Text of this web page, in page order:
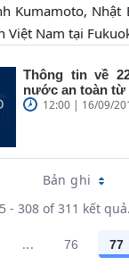
Kumamoto, Nhật
Việt Nam tại
Thông tin về
nước an toàn từ
12:00 | 16/09/
Bản ghi
- 308 of 311 kết quả.
trang trên cổng
...Trang trung
Các
76 77